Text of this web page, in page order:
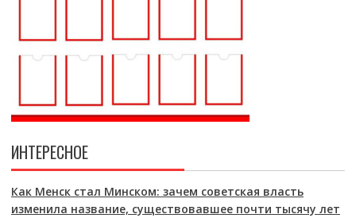
ИНТЕРЕСНОЕ
Как Менск стал Минском: зачем советская власть
изменила название, существовавшее почти тысячу лет